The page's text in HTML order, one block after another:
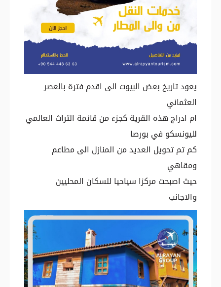
يعود تاريخ بعض البيوت الى اقدم فترة بالعصر
العثماني
ام ادراج هذه القرية كجزء من قائمة التراث العالمي
لليونسكو في بورصا
كم تم تحويل العديد من المنازل الى مطاعم
ومقاهي
حيث اصبحت مركزا سياحيا للسكان المحليين
والاجانب